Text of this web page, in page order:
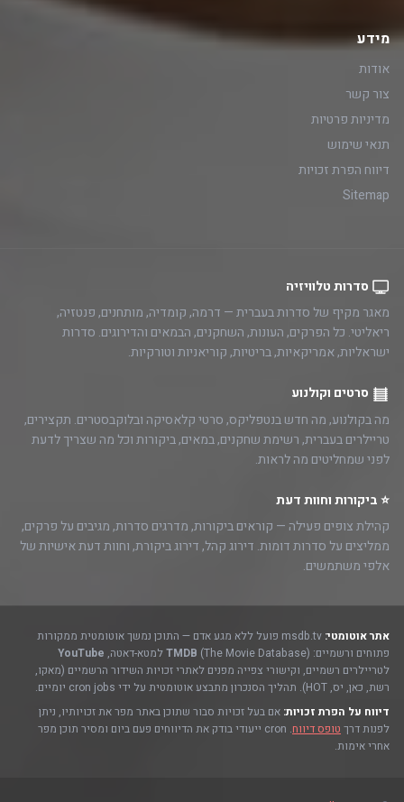
מידע
אודות
צור קשר
מדיניות פרטיות
תנאי שימוש
דיווח הפרת זכויות
Sitemap
סדרות טלוויזיה
מאגר מקיף של סדרות בעברית — דרמה, קומדיה, מותחנים, פנטזיה,
ריאליטי. כל הפרקים, העונות, השחקנים, הבמאים והדירוגים. סדרות
ישראליות, אמריקאיות, בריטיות, קוריאניות וטורקיות.
סרטים וקולנוע
מה בקולנוע, מה חדש בנטפליקס, סרטי קלאסיקה ובלוקבסטרים. תקצירים,
טריילרים בעברית, רשימת שחקנים, במאים, ביקורות וכל מה שצריך לדעת
לפני שמחליטים מה לראות.
⭐ ביקורות וחוות דעת
קהילת צופים פעילה — קוראים ביקורות, מדרגים סדרות, מגיבים על פרקים,
ממליצים על סדרות דומות. דירוג קהל, דירוג ביקורת, וחוות דעת אישיות של
אלפי משתמשים.
אתר אוטומטי:
msdb.tv פועל ללא מגע אדם — התוכן נמשך אוטומטית ממקורות
פתוחים ורשמיים:
TMDB (The Movie Database) למטא-דאטה,
YouTube
לטריילרים רשמיים, וקישורי צפייה מפנים לאתרי זכויות השידור הרשמיים (מאקו,
רשת, כאן, יס, HOT). תהליך הסנכרון מתבצע אוטומטית על ידי cron jobs יומיים.
דיווח על הפרת זכויות: אם בעל זכויות סבור שתוכן באתר מפר את זכויותיו, ניתן
לפנות דרך טופס דיווח
. cron ייעודי בודק את הדיווחים פעם ביום ומסיר תוכן מפר
אחרי אימות.